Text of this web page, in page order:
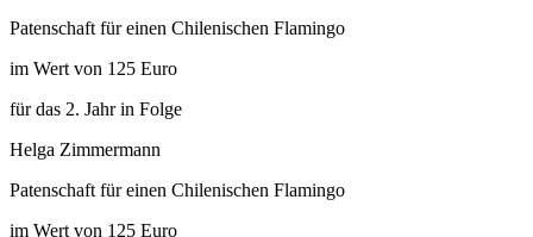
Patenschaft für einen Chilenischen Flamingo
im Wert von 125 Euro
für das 2. Jahr in Folge
Helga Zimmermann
Patenschaft für einen Chilenischen Flamingo
im Wert von 125 Euro